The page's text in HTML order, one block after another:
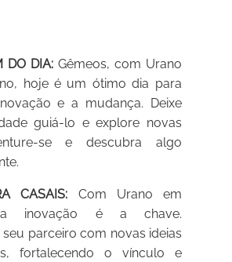
DO DIA: Gêmeos, com Urano
hoje é um ótimo dia para
e a mudança. Deixe
guiá-lo e explore novas
se e descubra algo
CASAIS: Com Urano em
a inovação é a chave.
parceiro com novas ideias
fortalecendo o vínculo e